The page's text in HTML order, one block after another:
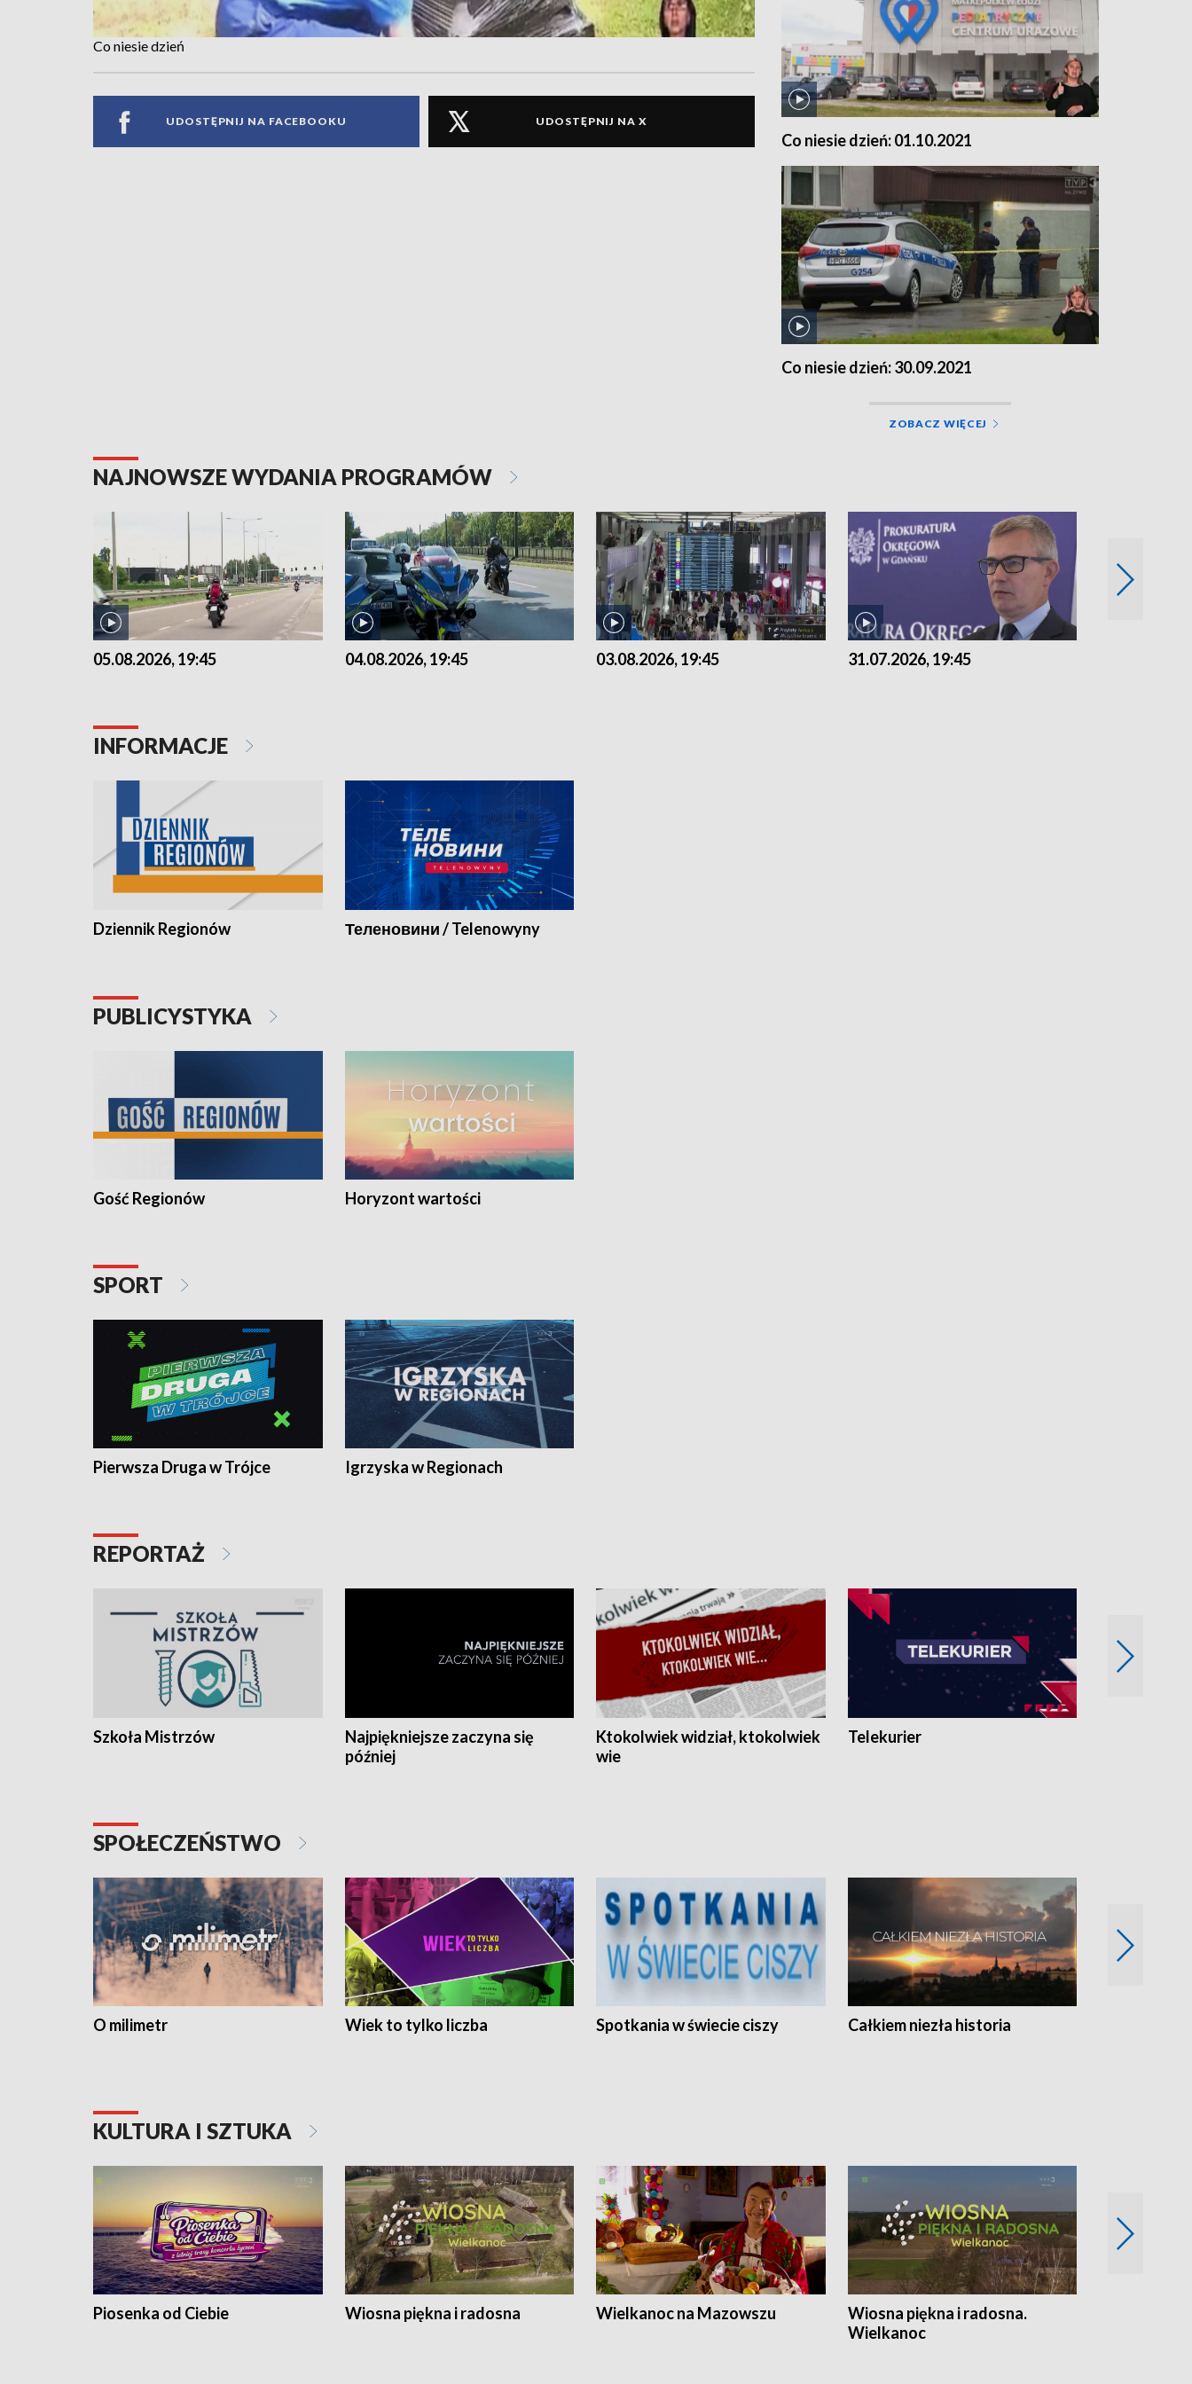
Co niesie dzień
UDOSTĘPNIJ NA FACEBOOKU UDOSTĘPNIJ NA X
Co niesie dzień: 01.10.2021
Co niesie dzień: 30.09.2021
ZOBACZ WIĘCEJ
NAJNOWSZE WYDANIA PROGRAMÓW
05.08.2026, 19:45 04.08.2026, 19:45 03.08.2026, 19:45 31.07.2026, 19:45
INFORMACJE
Dziennik Regionów Теленовини / Telenowyny
PUBLICYSTYKA
Gość Regionów Horyzont wartości
SPORT
Pierwsza Druga w Trójce Igrzyska w Regionach
REPORTAŻ
Szkoła Mistrzów
Najpiękniejsze zaczyna się
później
Ktokolwiek widział, ktokolwiek
wie
Telekurier
SPOŁECZEŃSTWO
O milimetr Wiek to tylko liczba Spotkania w świecie ciszy Całkiem niezła historia
KULTURA I SZTUKA
Piosenka od Ciebie Wiosna piękna i radosna Wielkanoc na Mazowszu
Wiosna piękna i radosna.
Wielkanoc